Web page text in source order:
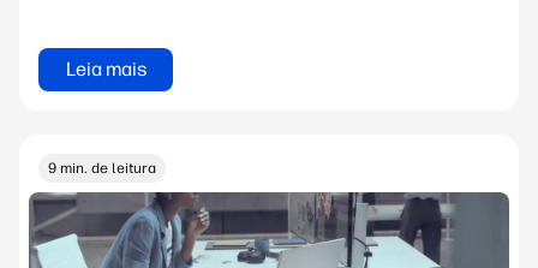
Leia mais
9 min. de leitura